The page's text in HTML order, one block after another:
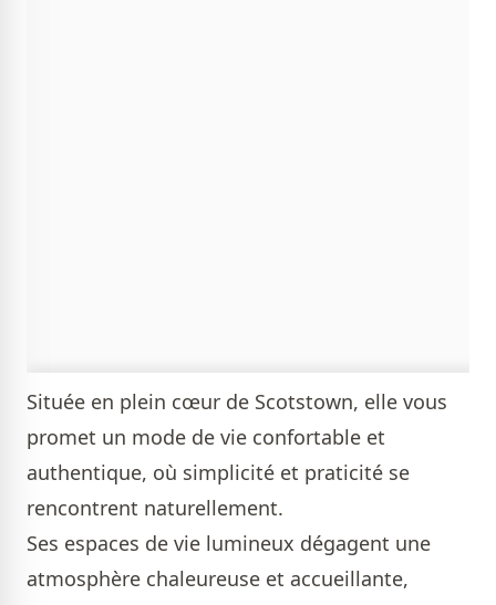
Située en plein cœur de Scotstown, elle vous
promet un mode de vie confortable et
authentique, où simplicité et praticité se
rencontrent naturellement.
Ses espaces de vie lumineux dégagent une
atmosphère chaleureuse et accueillante,